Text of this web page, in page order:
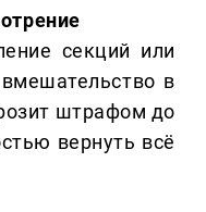
секций или
в
штрафом до
вернуть всё